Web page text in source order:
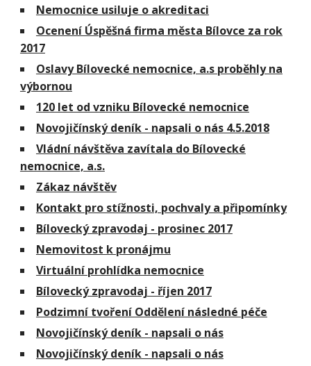
Nemocnice usiluje o akreditaci
Ocenení Úspěšná firma města Bílovce za rok
2017
Oslavy Bílovecké nemocnice, a.s proběhly na
výbornou
120 let od vzniku Bílovecké nemocnice
Novojičínský deník - napsali o nás 4.5.2018
Vládní návštěva zavítala do Bílovecké
nemocnice, a.s.
Zákaz návštěv
Kontakt pro stížnosti, pochvaly a připomínky
Bílovecký zpravodaj - prosinec 2017
Nemovitost k pronájmu
Virtuální prohlídka nemocnice
Bílovecký zpravodaj - říjen 2017
Podzimní tvoření Oddělení následné péče
Novojičínský deník - napsali o nás
Novojičínský deník - napsali o nás